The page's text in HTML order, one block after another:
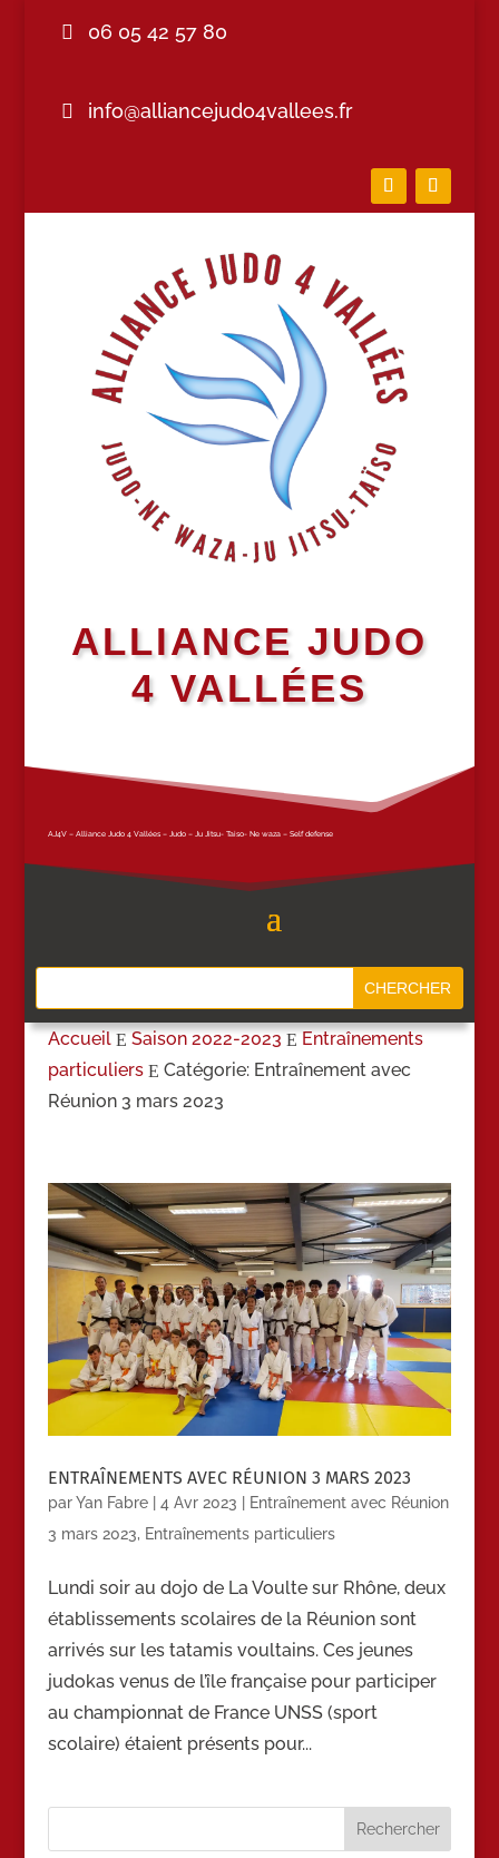
06 05 42 57 80
info@alliancejudo4vallees.fr
ALLIANCE JUDO
4 VALLÉES
AJ4V – Alliance Judo 4 Vallées – Judo – Ju Jitsu- Taiso- Ne waza – Self defense
Accueil E Saison 2022-2023 E Entraînements
particuliers E Catégorie: Entraînement avec
Réunion 3 mars 2023
ENTRAÎNEMENTS AVEC RÉUNION 3 MARS 2023
parYan Fabre| 4 Avr 2023
Entraînement avec Réunion
3 mars 2023, Entraînements particuliers
Lundi soir au dojo de La Voulte sur Rhône, deux
établissements scolaires de la Réunion sont
arrivés sur les tatamis voultains. Ces jeunes
judokas venus de l’île française pour participer
au championnat de France UNSS (sport
scolaire) étaient présents pour...